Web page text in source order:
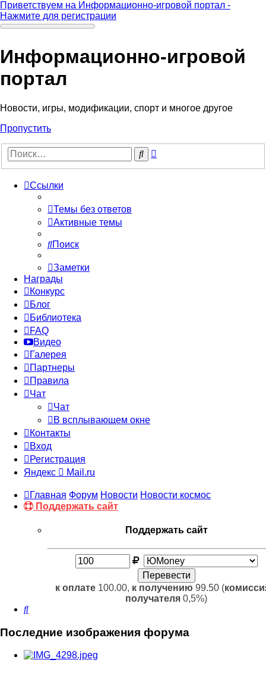
Приветствуем на Информационно-игровой портал -
Нажмите для регистрации
Информационно-игровой
портал
Новости, игры, модификации, спорт и многое другое
Пропустить
Поиск
Ссылки
Темы без ответов
Активные темы
Поиск
Заметки
Награды
Конкурс
Блог
Библиотека
FAQ
Видео
Галерея
Партнеры
Правила
Чат
Чат
В всплывающем окне
Контакты
Вход
Регистрация
Яндекс
Mail.ru
Главная Форум Новости Новости космос
Поддержать сайт
Поддержать сайт
к оплате100.00, к получению 99.50 (
получателя 0,5%)
Поиск
Последние изображения форума